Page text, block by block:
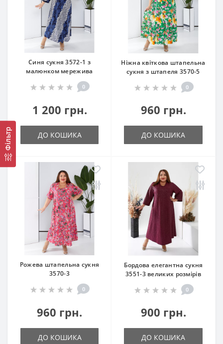
Фільтр
Синя сукня 3572-1 з
малюнком мережива
0
1 200 грн.
ДО КОШИКА
Ніжна квіткова штапельна
сукня з штапеля 3570-5
0
960 грн.
ДО КОШИКА
Рожева штапельна сукня
3570-3
0
960 грн.
ДО КОШИКА
Бордова елегантна сукня
3551-3 великих розмірів
0
900 грн.
ДО КОШИКА